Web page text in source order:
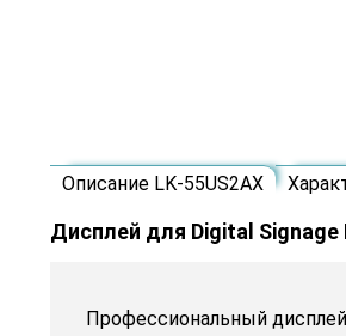
Описание LK-55US2AX
Дисплей для Digital Signage
Профессиональный